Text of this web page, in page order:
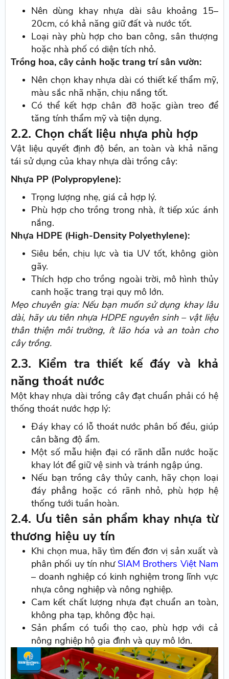
Nên dùng khay nhựa dài sâu khoảng 15–
20cm, có khả năng giữ đất và nước tốt.
Loại này phù hợp cho ban công, sân thượng
hoặc nhà phố có diện tích nhỏ.
Trồng hoa, cây cảnh hoặc trang trí sân vườn:
Nên chọn khay nhựa dài có thiết kế thẩm mỹ,
màu sắc nhã nhặn, chịu nắng tốt.
Có thể kết hợp chân đỡ hoặc giàn treo để
tăng tính thẩm mỹ và tiện dụng.
2.2. Chọn chất liệu nhựa phù hợp
Vật liệu quyết định độ bền, an toàn và khả năng
tái sử dụng của khay nhựa dài trồng cây:
Nhựa PP (Polypropylene):
Trọng lượng nhẹ, giá cả hợp lý.
Phù hợp cho trồng trong nhà, ít tiếp xúc ánh
nắng.
Nhựa HDPE (High-Density Polyethylene):
Siêu bền, chịu lực và tia UV tốt, không giòn
gãy.
Thích hợp cho trồng ngoài trời, mô hình thủy
canh hoặc trang trại quy mô lớn.
Mẹo chuyên gia: Nếu bạn muốn sử dụng khay lâu
dài, hãy ưu tiên nhựa HDPE nguyên sinh – vật liệu
thân thiện môi trường, ít lão hóa và an toàn cho
cây trồng.
2.3. Kiểm tra thiết kế đáy và khả
năng thoát nước
Một khay nhựa dài trồng cây đạt chuẩn phải có hệ
thống thoát nước hợp lý:
Đáy khay có lỗ thoát nước phân bố đều, giúp
cân bằng độ ẩm.
Một số mẫu hiện đại có rãnh dẫn nước hoặc
khay lót để giữ vệ sinh và tránh ngập úng.
Nếu bạn trồng cây thủy canh, hãy chọn loại
đáy phẳng hoặc có rãnh nhỏ, phù hợp hệ
thống tưới tuần hoàn.
2.4. Ưu tiên sản phẩm khay nhựa từ
thương hiệu uy tín
Khi chọn mua, hãy tìm đến đơn vị sản xuất và
phân phối uy tín như SIAM Brothers Việt Nam
– doanh nghiệp có kinh nghiệm trong lĩnh vực
nhựa công nghiệp và nông nghiệp.
Cam kết chất lượng nhựa đạt chuẩn an toàn,
không pha tạp, không độc hại.
Sản phẩm có tuổi thọ cao, phù hợp với cả
nông nghiệp hộ gia đình và quy mô lớn.